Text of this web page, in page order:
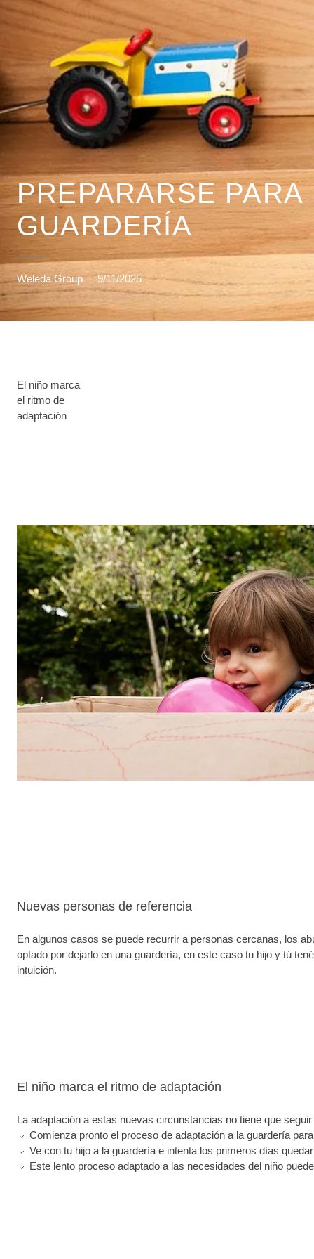
PREPARARSE PARA
GUARDERÍA
Weleda Group · 9/11/2025
El niño marca
el ritmo de
adaptación
Nuevas personas de referencia
En algunos casos se puede recurrir a personas cercanas, los
optado por dejarlo en una guardería, en este caso tu hijo y tú
intuición.
El niño marca el ritmo de adaptación
La adaptación a estas nuevas circunstancias no tiene que
Comienza pronto el proceso de adaptación a la guardería
Ve con tu hijo a la guardería e intenta los primeros días
Este lento proceso adaptado a las necesidades del niño